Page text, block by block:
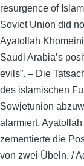
resurgence of
Soviet Union did
Ayatollah
Saudi Arabia’s
evils”. – Die
des islamischen
Sowjetunion
alarmiert.
zementierte die
von zwei Übeln. /